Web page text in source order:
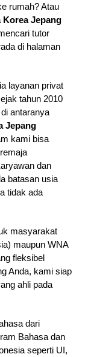
rumah? Atau
Korea Jepang
tutor
di halaman
layanan privat
tahun 2010
antaranya
Jepang
kami bisa
dan
batasan usia
tidak ada
masyarakat
maupun WNA
fleksibel
Anda, kami siap
ahli pada
dari
Bahasa dan
seperti UI,